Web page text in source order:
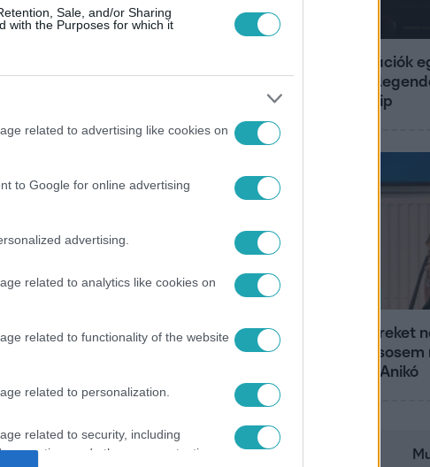
Sale, and/or Sharing
with the Purposes for which it
related to advertising like cookies on
to Google for online advertising
advertising.
related to analytics like cookies on
related to functionality of the website
related to personalization.
related to security, including
and other user protection.
Generációk
János
az új klip
Öt gyereket
szinte
Ungár Anikó